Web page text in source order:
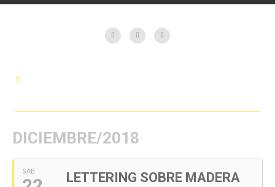
DICIEMBRE/2018
SAB LETTERING SOBRE MADERA